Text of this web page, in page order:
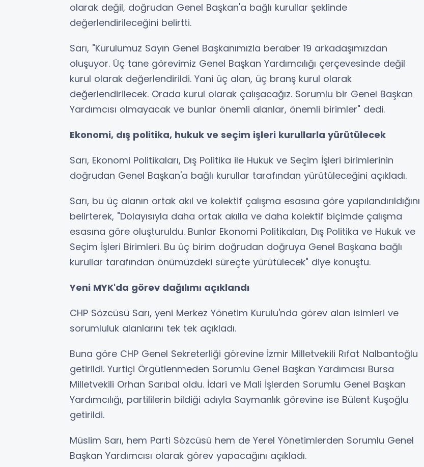
olarak değil, doğrudan Genel Başkan'a bağlı kurullar şeklinde
değerlendirileceğini belirtti.
Sarı, "Kurulumuz Sayın Genel Başkanımızla beraber 19 arkadaşımızdan
oluşuyor. Üç tane görevimiz Genel Başkan Yardımcılığı çerçevesinde değil
kurul olarak değerlendirildi. Yani üç alan, üç branş kurul olarak
değerlendirilecek. Orada kurul olarak çalışacağız. Sorumlu bir Genel Başkan
Yardımcısı olmayacak ve bunlar önemli alanlar, önemli birimler" dedi.
Ekonomi, dış politika, hukuk ve seçim işleri kurullarla yürütülecek
Sarı, Ekonomi Politikaları, Dış Politika ile Hukuk ve Seçim İşleri birimlerinin
doğrudan Genel Başkan'a bağlı kurullar tarafından yürütüleceğini açıkladı.
Sarı, bu üç alanın ortak akıl ve kolektif çalışma esasına göre yapılandırıldığını
belirterek, "Dolayısıyla daha ortak akılla ve daha kolektif biçimde çalışma
esasına göre oluşturuldu. Bunlar Ekonomi Politikaları, Dış Politika ve Hukuk ve
Seçim İşleri Birimleri. Bu üç birim doğrudan doğruya Genel Başkana bağlı
kurullar tarafından önümüzdeki süreçte yürütülecek" diye konuştu.
Yeni MYK'da görev dağılımı açıklandı
CHP Sözcüsü Sarı, yeni Merkez Yönetim Kurulu'nda görev alan isimleri ve
sorumluluk alanlarını tek tek açıkladı.
Buna göre CHP Genel Sekreterliği görevine İzmir Milletvekili Rıfat Nalbantoğlu
getirildi. Yurtiçi Örgütlenmeden Sorumlu Genel Başkan Yardımcısı Bursa
Milletvekili Orhan Sarıbal oldu. İdari ve Mali İşlerden Sorumlu Genel Başkan
Yardımcılığı, partililerin bildiği adıyla Saymanlık görevine ise Bülent Kuşoğlu
getirildi.
Müslim Sarı, hem Parti Sözcüsü hem de Yerel Yönetimlerden Sorumlu Genel
Başkan Yardımcısı olarak görev yapacağını açıkladı.